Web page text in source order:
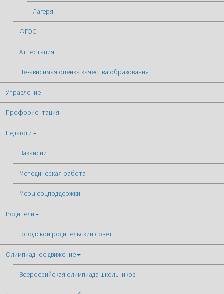
Лагеря
ФГОС
Аттестация
Независимая оценка качества образования
Управление
Профориентация
Педагоги
Вакансии
Методическая работа
Меры соцподдержки
Родители
Городской родительский совет
Олимпиадное движение
Всероссийская олимпиада школьников